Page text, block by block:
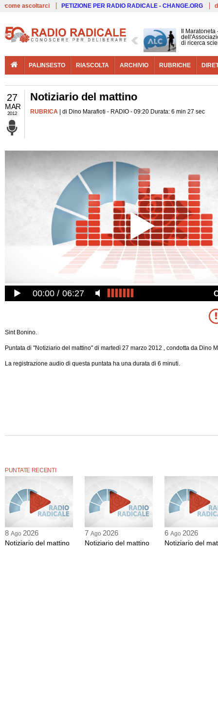
come ascoltarci PETIZIONE PER RADIO RADICALE - CHANGE.ORG
Il
di ricerca
PALINSESTO RIASCOLTA ARCHIVIO RUBRICHE
27
MAR
2012
Notiziario del mattino
RUBRICA | di Dino Marafioti - RADIO - 09:20 Durata: 6 min 27 sec
00:00 06:27
Sint Bonino.
Puntata di "Notiziario del mattino" di martedì 27 marzo 2012 , condotta da Dino
La registrazione audio di questa puntata ha una durata di 6 minuti.
PUNTATE RECENTI
8 Ago 2026
Notiziario del mattino
7 Ago 2026
Notiziario del mattino
6 Ago 2026
Notiziario del